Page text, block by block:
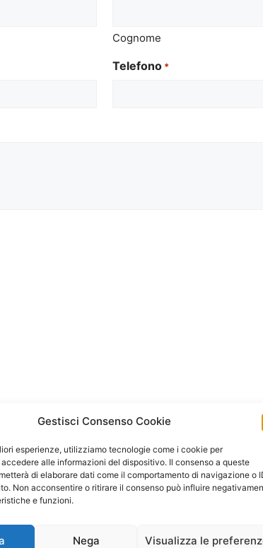
Gestisci Consenso Cookie
esperienze, utilizziamo tecnologie come i cookie per
alle informazioni del dispositivo. Il consenso a queste
di elaborare dati come il comportamento di navigazione o
Non acconsentire o ritirare il consenso può influire
e funzioni.
Nega Visualizza le
Cognome
Telefono *